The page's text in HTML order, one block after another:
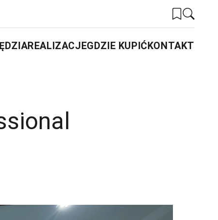
REALIZACJEGDZIE KUPIĆKONTAKT